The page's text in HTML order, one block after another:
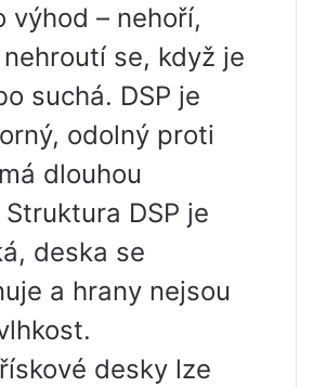
výhod – nehoří,
se, když je
suchá. DSP je
odolný proti
dlouhou
DSP je
deska se
a hrany nejsou
desky lze